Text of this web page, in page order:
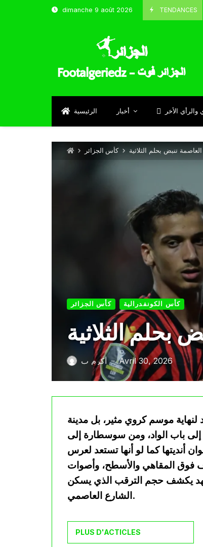
dimanche 9 août 2026 TENDANCES
Octobre 8, 2024
الرئيسية أخبار والرأي الأخر
كأس الجزائر تنبض بحلم الثلاثية
كأس الجزائر كأس الكونفدرالية
بحلم الثلاثية
أكرم ب — Avril 30, 2026
لنهاية موسم كروي مثير، بل مدينة
باب الواد، ومن سوسطارة إلى
أنديتها كما لو أنها تستعد لعرس
فوق المقاهي والأسطح، وأصوات
يكشف حجم الترقب الذي يسكن
الشارع العاصمي.
PLUS D'ACTICLES